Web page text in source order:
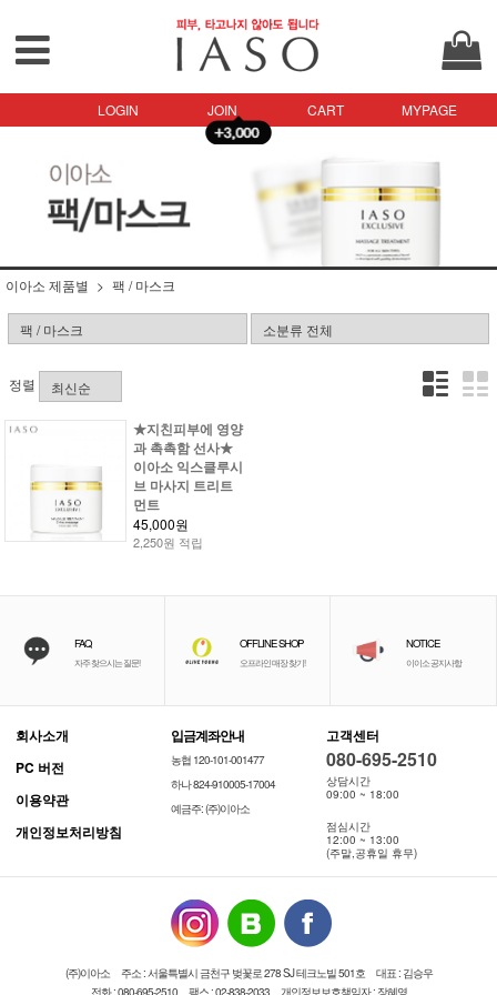
LOGIN JOIN CART MYPAGE
이아소 제품별 팩 / 마스크
정렬
★지친피부에 영양
과 촉촉함 선사★
이아소 익스클루시
브 마사지 트리트
먼트
45,000원
2,250원 적립
FAQ
자주 찾으시는 질문!
OFFLINE SHOP
오프라인 매장 찾기!
NOTICE
이이소 공지사항
회사소개
PC 버전
이용약관
개인정보처리방침
입금계좌안내
농협 120-101-001477
하나 824-910005-17004
예금주: (주)이아소
고객센터
080-695-2510
상담시간
09:00 ~ 18:00
점심시간
12:00 ~ 13:00
(주말,공휴일 휴무)
(주)이아소 주소 : 서울특별시 금천구 벚꽃로 278 SJ 테크노빌 501호
대표 : 김승우